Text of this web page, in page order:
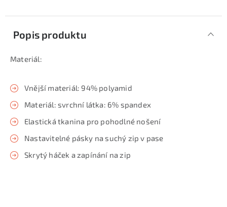
Popis produktu
Materiál:
Vnější materiál: 94% polyamid
Materiál: svrchní látka: 6% spandex
Elastická tkanina pro pohodlné nošení
Nastavitelné pásky na suchý zip v pase
Skrytý háček a zapínání na zip